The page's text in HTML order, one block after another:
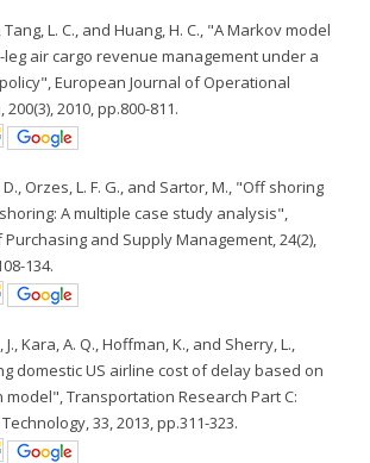
Tang, L. C., and Huang, H. C., "A Markov model
air cargo revenue management under a
European Journal of Operational
2010, pp.800-811.
Orzes, L. F. G., and Sartor, M., "Off shoring
A multiple case study analysis",
Purchasing and Supply Management, 24(2),
134.
Kara, A. Q., Hoffman, K., and Sherry, L.,
domestic US airline cost of delay based on
model", Transportation Research Part C:
33, 2013, pp.311-323.